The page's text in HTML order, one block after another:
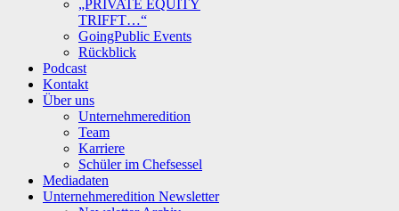
„PRIVATE EQUITY
TRIFFT…“
GoingPublic Events
Rückblick
Podcast
Kontakt
Über uns
Unternehmeredition
Team
Karriere
Schüler im Chefsessel
Mediadaten
Unternehmeredition Newsletter